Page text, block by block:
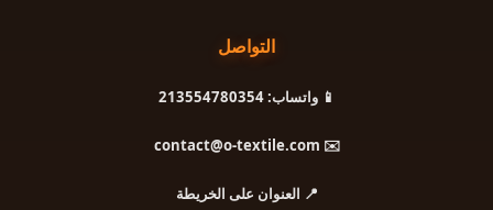
التواصل
📱 واتساب: 213554780354
✉️ contact@o-textile.com
📍 العنوان على الخريطة